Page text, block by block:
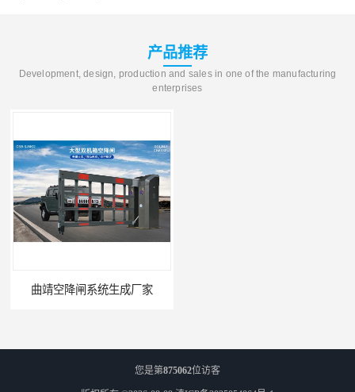
产品推荐
Development, design, production and sales in one of the manufacturing
enterprises
曲靖空降闸系统生成厂家
您是第875062位访客